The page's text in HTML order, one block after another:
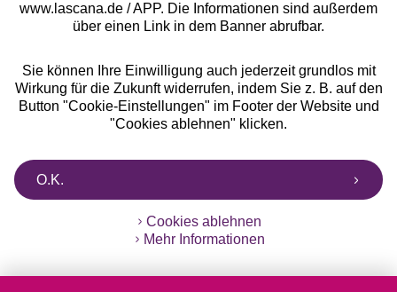
www.lascana.de / APP. Die Informationen sind außerdem
über einen Link in dem Banner abrufbar.
Sie können Ihre Einwilligung auch jederzeit grundlos mit
Wirkung für die Zukunft widerrufen, indem Sie z. B. auf den
Button "Cookie-Einstellungen" im Footer der Website und
"Cookies ablehnen" klicken.
O.K.
Cookies ablehnen
Mehr Informationen